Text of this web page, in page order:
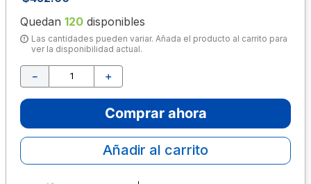
Quedan 120 disponibles
Las cantidades pueden variar. Añada el producto al carrito para
ver la disponibilidad actual.
＋
－
Comprar ahora
Añadir al carrito
8.
sacapuntas
9.
lapiz
escolar